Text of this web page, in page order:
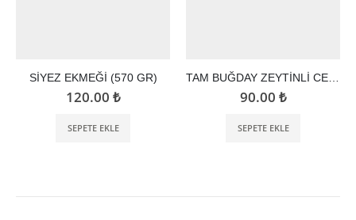
SİYEZ EKMEĞİ (570 GR)
120.00 ₺
SEPETE EKLE
TAM BUĞDAY ZEYTİNLİ CEVİZLİ EKMEK (580 GR)
90.00 ₺
SEPETE EKLE